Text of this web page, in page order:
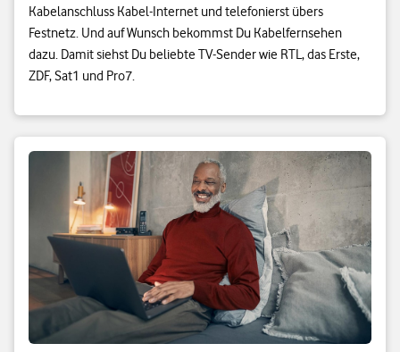
Kabelanschluss Kabel-Internet und telefonierst übers
Festnetz. Und auf Wunsch bekommst Du Kabelfernsehen
dazu. Damit siehst Du beliebte TV-Sender wie RTL, das Erste,
ZDF, Sat1 und Pro7.